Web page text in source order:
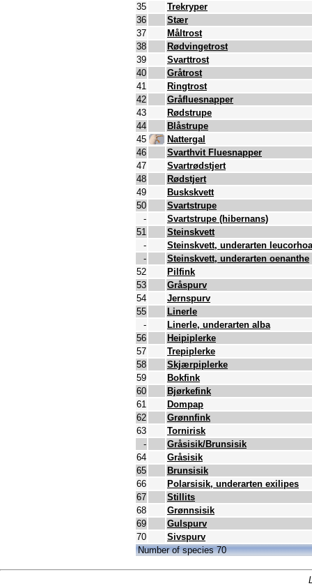
35
Trekryper
36
Stær
37
Måltrost
38
Rødvingetrost
39
Svarttrost
40
Gråtrost
41
Ringtrost
42
Gråfluesnapper
43
Rødstrupe
44
Blåstrupe
45
Nattergal
46
Svarthvit Fluesnapper
47
Svartrødstjert
48
Rødstjert
49
Buskskvett
50
Svartstrupe
-
Svartstrupe (hibernans)
51
Steinskvett
-
Steinskvett, underarten leucorhoa
-
Steinskvett, underarten oenanthe
52
Pilfink
53
Gråspurv
54
Jernspurv
55
Linerle
-
Linerle, underarten alba
56
Heipiplerke
57
Trepiplerke
58
Skjærpiplerke
59
Bokfink
60
Bjørkefink
61
Dompap
62
Grønnfink
63
Tornirisk
-
Gråsisik/Brunsisik
64
Gråsisik
65
Brunsisik
66
Polarsisik, underarten exilipes
67
Stillits
68
Grønnsisik
69
Gulspurv
70
Sivspurv
Number of species 70